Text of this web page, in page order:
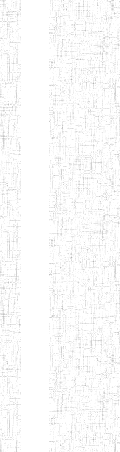
FIERTE
ENIEG
ENIET
SIANTOU
ENIEG
GOLDEN
ENIEG
BILINGUE
GRAND
ENIEG
BILINGUE
VIVA
ENIEG
MERE
THERESA
ENIEG